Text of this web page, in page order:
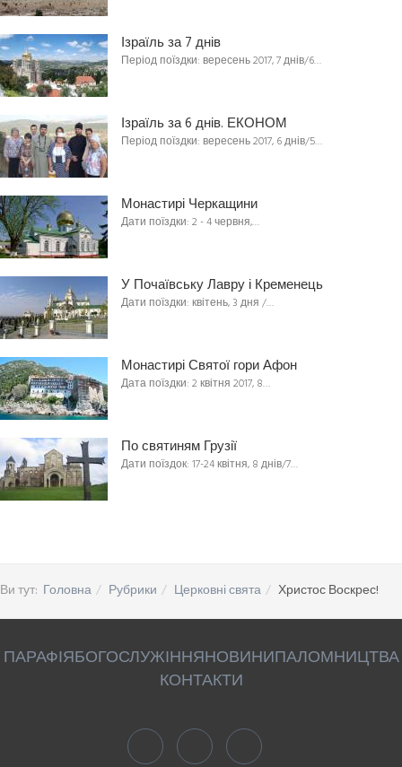
Ізраїль за 7 днів
Період поїздки: вересень 2017, 7 днів/6…
Ізраїль за 6 днів. ЕКОНОМ
Період поїздки: вересень 2017, 6 днів/5…
Монастирі Черкащини
Дати поїздки: 2 - 4 червня,…
У Почаївську Лавру і Кременець
Дати поїздки: квітень, 3 дня /…
Монастирі Святої гори Афон
Дата поїздки: 2 квітня 2017, 8…
По святиням Грузії
Дати поїздок: 17-24 квітня, 8 днів/7…
Ви тут: Головна Рубрики Церковні свята Христос Воскрес!
ПАРАФІЯБОГОСЛУЖІННЯНОВИНИПАЛОМНИЦТВА
КОНТАКТИ